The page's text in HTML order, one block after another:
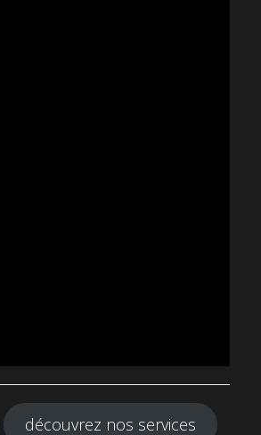
découvrez nos services